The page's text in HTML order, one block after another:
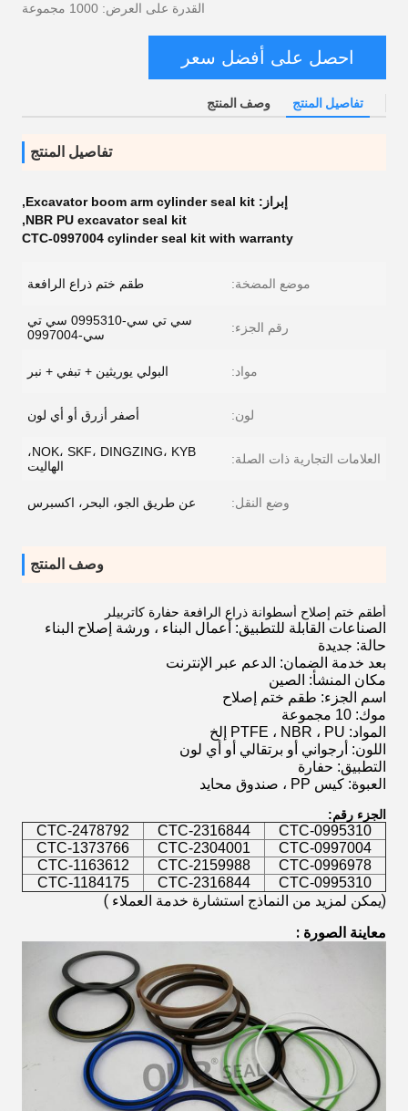
القدرة على العرض: 1000 مجموعة
احصل على أفضل سعر
تفاصيل المنتج وصف المنتج
تفاصيل المنتج
إبراز: Excavator boom arm cylinder seal kit
,
NBR PU excavator seal kit
,
CTC-0997004 cylinder seal kit with warranty
موضع المضخة: طقم ختم ذراع الرافعة
رقم الجزء:
سي تي سي-0995310 سي تي
سي-0997004
مواد: البولي يوريثين + تبفي + نبر
لون: أصفر أزرق أو أي لون
العلامات التجارية ذات الصلة:
NOK، SKF، DINGZING، KYB،
الهاليت
وضع النقل: عن طريق الجو، البحر، اكسبرس
وصف المنتج
أطقم ختم إصلاح أسطوانة ذراع الرافعة حفارة كاتربيلر
الصناعات القابلة للتطبيق: أعمال البناء ، ورشة إصلاح البناء
حالة: جديدة
بعد خدمة الضمان: الدعم عبر الإنترنت
مكان المنشأ: الصين
اسم الجزء: طقم ختم إصلاح
موك: 10 مجموعة
المواد: PTFE ، NBR ، PU إلخ
اللون: أرجواني أو برتقالي أو أي لون
التطبيق: حفارة
العبوة: كيس PP ، صندوق محايد
الجزء رقم:
CTC-0995310
CTC-2316844
CTC-2478792
CTC-0997004
CTC-2304001
CTC-1373766
CTC-0996978
CTC-2159988
CTC-1163612
CTC-0995310
CTC-2316844
CTC-1184175
(يمكن لمزيد من النماذج استشارة خدمة العملاء )
معاينة الصورة :